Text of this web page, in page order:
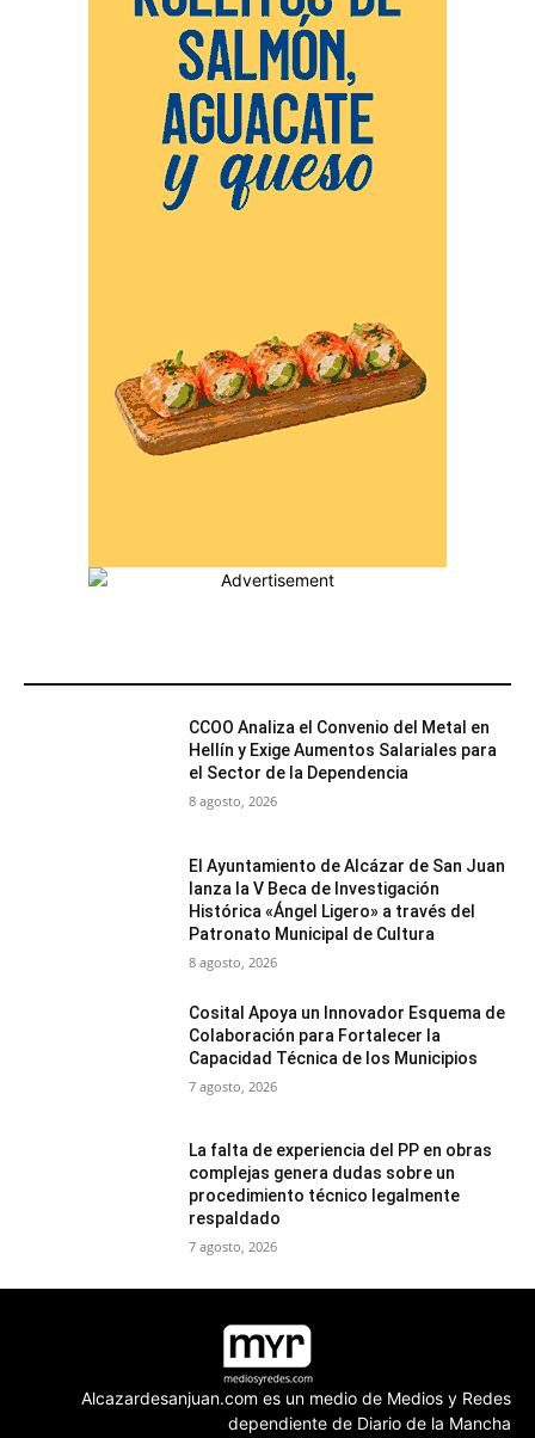
CCOO Analiza el Convenio del Metal en
Hellín y Exige Aumentos Salariales para
el Sector de la Dependencia
8 agosto, 2026
El Ayuntamiento de Alcázar de San Juan
lanza la V Beca de Investigación
Histórica «Ángel Ligero» a través del
Patronato Municipal de Cultura
8 agosto, 2026
Cosital Apoya un Innovador Esquema de
Colaboración para Fortalecer la
Capacidad Técnica de los Municipios
7 agosto, 2026
La falta de experiencia del PP en obras
complejas genera dudas sobre un
procedimiento técnico legalmente
respaldado
7 agosto, 2026
Alcazardesanjuan.com es un medio de Medios y Redes
dependiente de Diario de la Mancha